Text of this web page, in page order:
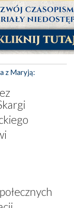
z Maryją: